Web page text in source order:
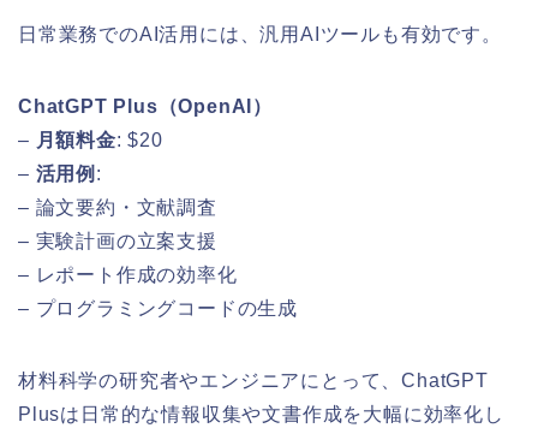
日常業務でのAI活用には、汎用AIツールも有効です。
ChatGPT Plus（OpenAI）
– 月額料金: $20
– 活用例 :
– 論文要約・文献調査
– 実験計画の立案支援
– レポート作成の効率化
– プログラミングコードの生成
材料科学の研究者やエンジニアにとって、ChatGPT
Plusは日常的な情報収集や文書作成を大幅に効率化し